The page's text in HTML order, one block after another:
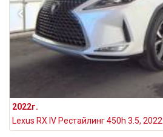
2022г.
Lexus RX IV Рестайлинг 450h 3.5, 2022